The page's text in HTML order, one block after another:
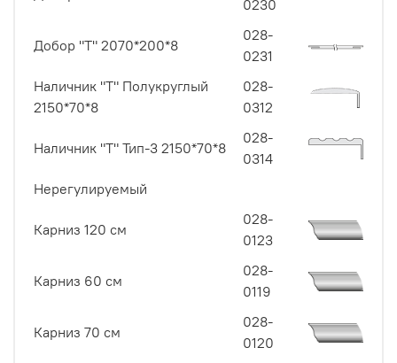
0230
Добор "Т" 2070*200*8
028-
0231
Наличник "Т" Полукруглый
2150*70*8
028-
0312
Наличник "Т" Тип-3 2150*70*8
028-
0314
Нерегулируемый
Карниз 120 см
028-
0123
Карниз 60 см
028-
0119
Карниз 70 см
028-
0120